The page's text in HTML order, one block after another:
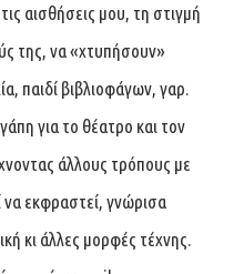
αισθήσεις μου, τη στιγμή
της, να «χτυπήσουν»
παιδί βιβλιοφάγων, γαρ.
για το θέατρο και τον
άλλους τρόπους με
εκφραστεί, γνώρισα
κι άλλες μορφές τέχνης.